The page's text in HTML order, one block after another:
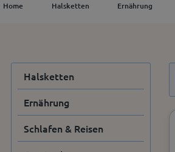
Home Halsketten Ernährung
Halsketten
Ernährung
Schlafen & Reisen